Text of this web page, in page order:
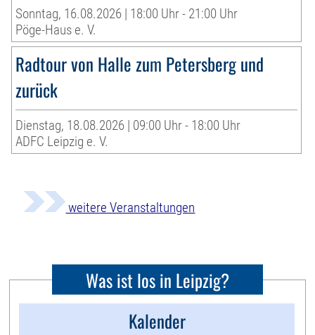
Sonntag, 16.08.2026 | 18:00 Uhr - 21:00 Uhr
Pöge-Haus e. V.
Radtour von Halle zum Petersberg und
zurück
Dienstag, 18.08.2026 | 09:00 Uhr - 18:00 Uhr
ADFC Leipzig e. V.
weitere Veranstaltungen
Was ist los in Leipzig?
Kalender